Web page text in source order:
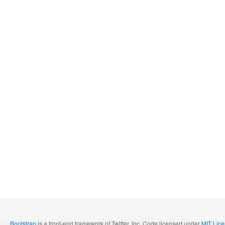
Bootstrapis a front-end framework of Twitter, Inc. Code licensed underMIT